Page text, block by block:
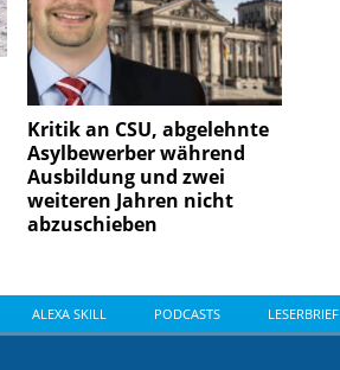
Kritik an CSU, abgelehnte
Asylbewerber während
Ausbildung und zwei
weiteren Jahren nicht
abzuschieben
ALEXA SKILL PODCASTS LESERBRIEF